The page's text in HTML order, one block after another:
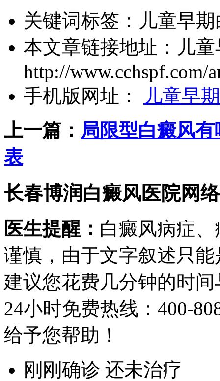
关键词标签： 儿童早
本文章链接地址： 儿
http://www.cchspf.com/
手机版网址：
儿童早
上一篇： 局限型白癜风
表
长春博润白癜风医院网
医生提醒： 白癜风病症
谨慎，由于文字叙述只
建议您花费几分钟的时
24小时免费热线： 400-
给予您帮助！
刚刚确诊 还未治疗